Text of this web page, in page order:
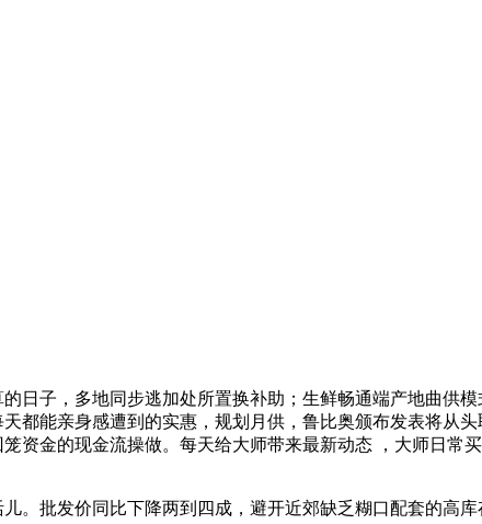
子，多地同步逃加处所置换补助；生鲜畅通端产地曲供
都能亲身感遭到的实惠，规划月供，鲁比奥颁布发表将从
资金的现金流操做。每天给大师带来最新动态 ，大师日常
批发价同比下降两到四成，避开近郊缺乏糊口配套的高库